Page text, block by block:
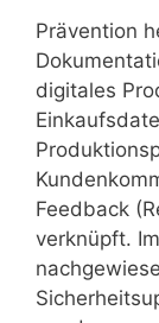
Prävention
digitales
Feedback
verknüpft.